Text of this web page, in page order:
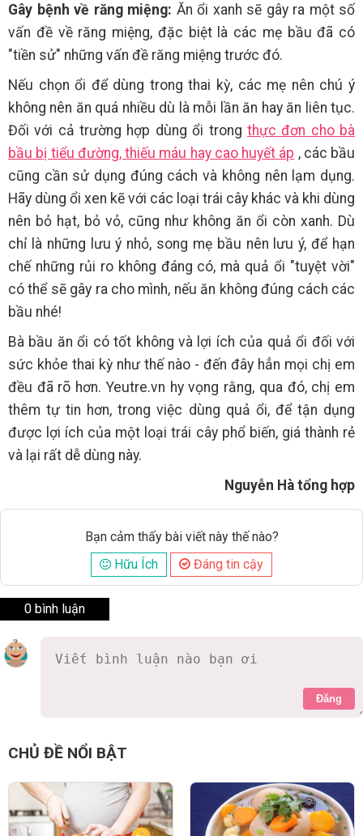
Gây bệnh về răng miệng: Ăn ổi xanh sẽ gây ra một số
vấn đề về răng miệng, đặc biệt là các mẹ bầu đã có
"tiền sử" những vấn đề răng miệng trước đó.
Nếu chọn ổi để dùng trong thai kỳ, các mẹ nên chú ý
không nên ăn quá nhiều dù là mỗi lần ăn hay ăn liên tục.
Đối với cả trường hợp dùng ổi trong thực đơn cho bà
bầu bị tiểu đường, thiếu máu hay cao huyết áp , các bầu
cũng cần sử dụng đúng cách và không nên lạm dụng.
Hãy dùng ổi xen kẽ với các loại trái cây khác và khi dùng
nên bỏ hạt, bỏ vỏ, cũng như không ăn ổi còn xanh. Dù
chỉ là những lưu ý nhỏ, song mẹ bầu nên lưu ý, để hạn
chế những rủi ro không đáng có, mà quả ổi "tuyệt vời"
có thể sẽ gây ra cho mình, nếu ăn không đúng cách các
bầu nhé!
Bà bầu ăn ổi có tốt không và lợi ích của quả ổi đối với
sức khỏe thai kỳ như thế nào - đến đây hẳn mọi chị em
đều đã rõ hơn. Yeutre.vn hy vọng rằng, qua đó, chị em
thêm tự tin hơn, trong việc dùng quả ổi, để tận dụng
được lợi ích của một loại trái cây phổ biến, giá thành rẻ
và lại rất dễ dùng này.
Nguyễn Hà tổng hợp
Bạn cảm thấy bài viết này thế nào?
Hữu Ích
Đáng tin cậy
0 bình luận
Đăng
CHỦ ĐỀ NỔI BẬT